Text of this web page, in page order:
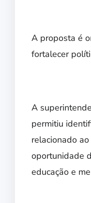
A proposta é
fortalecer
A
permitiu
relacionado
oportunidade
educação e